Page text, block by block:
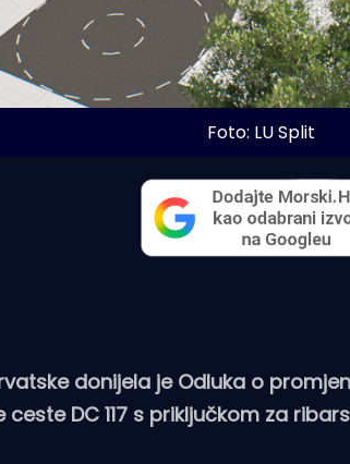
Foto: LU Split
donijela je Odluka o
DC 117 s priključkom za